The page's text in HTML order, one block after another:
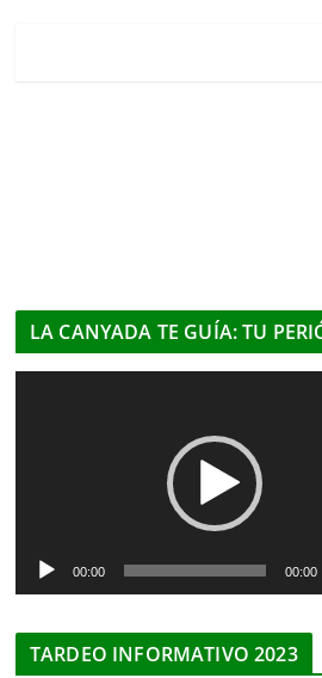
LA CANYADA TE GUÍA: TU
c
00:00 00:00
TARDEO INFORMATIVO 2023